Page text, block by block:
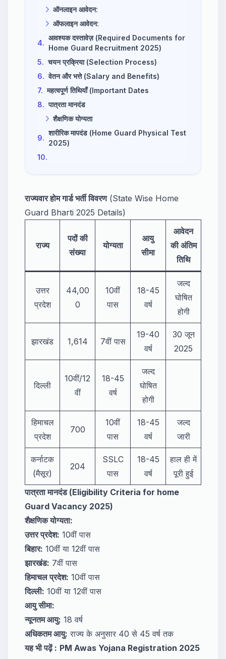
ऑनलाइन आवेदन:
ऑफलाइन आवेदन:
4.
आवश्यक दस्तावेज़ (Required Documents for
Home Guard Recruitment 2025)
5. चयन प्रक्रिया (Selection Process)
6. वेतन और भत्ते (Salary and Benefits)
7. महत्वपूर्ण तिथियाँ (Important Dates
8. पात्रता मानदंड
शैक्षणिक योग्यता
9.
शारीरिक मापदंड (Home Guard Physical Test
2025)
10.
राज्यवार होम गार्ड भर्ती विवरण(State Wise Home
Guard Bharti 2025 Details)
राज्य
पदों की
संख्या
योग्यता
आयु
सीमा
आवेदन
की अंतिम
तिथि
उत्तर
प्रदेश
44,00
0
10वीं
पास
18-45
वर्ष
जल्द
घोषित
होगी
झारखंड 1,614 7वीं पास
19-40
वर्ष
30 जून
2025
दिल्ली
10वीं/12
वीं
18-45
वर्ष
जल्द
घोषित
होगी
हिमाचल
प्रदेश
700
10वीं
पास
18-45
वर्ष
जल्द
जारी
कर्नाटक
(मैसूर)
204
SSLC
पास
18-45
वर्ष
हाल ही में
पूरी हुई
पात्रता मानदंड (Eligibility Criteria for home
Guard Vacancy 2025)
शैक्षणिक योग्यता:
उत्तर प्रदेश: 10वीं पास
बिहार: 10वीं या 12वीं पास
झारखंड: 7वीं पास
हिमाचल प्रदेश: 10वीं पास
दिल्ली: 10वीं या 12वीं पास
आयु सीमा:
न्यूनतम आयु: 18 वर्ष
अधिकतम आयु: राज्य के अनुसार 40 से 45 वर्ष तक
यह भी पढ़ें : PM Awas Yojana Registration 2025